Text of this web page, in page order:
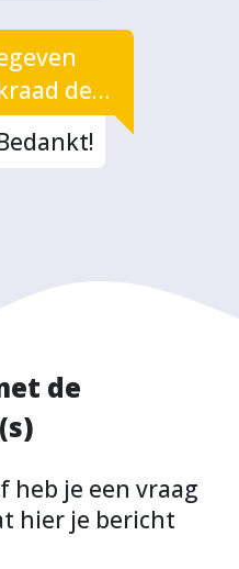
de
de
heb je een vraag
hier je bericht